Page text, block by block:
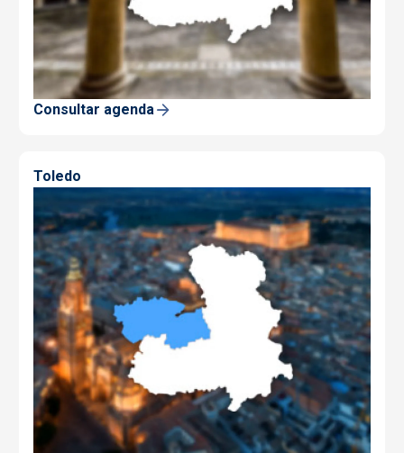
Consultar agenda
Toledo